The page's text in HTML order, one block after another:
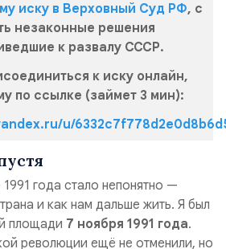
иску в Верховный Суд РФ, с
незаконные решения
к развалу СССР.
к иску онлайн,
по ссылке (займет 3 мин):
u/
года стало непонятно —
и как нам дальше жить. Я был
площади 7 ноября 1991 года.
революции ещё не отменили, но